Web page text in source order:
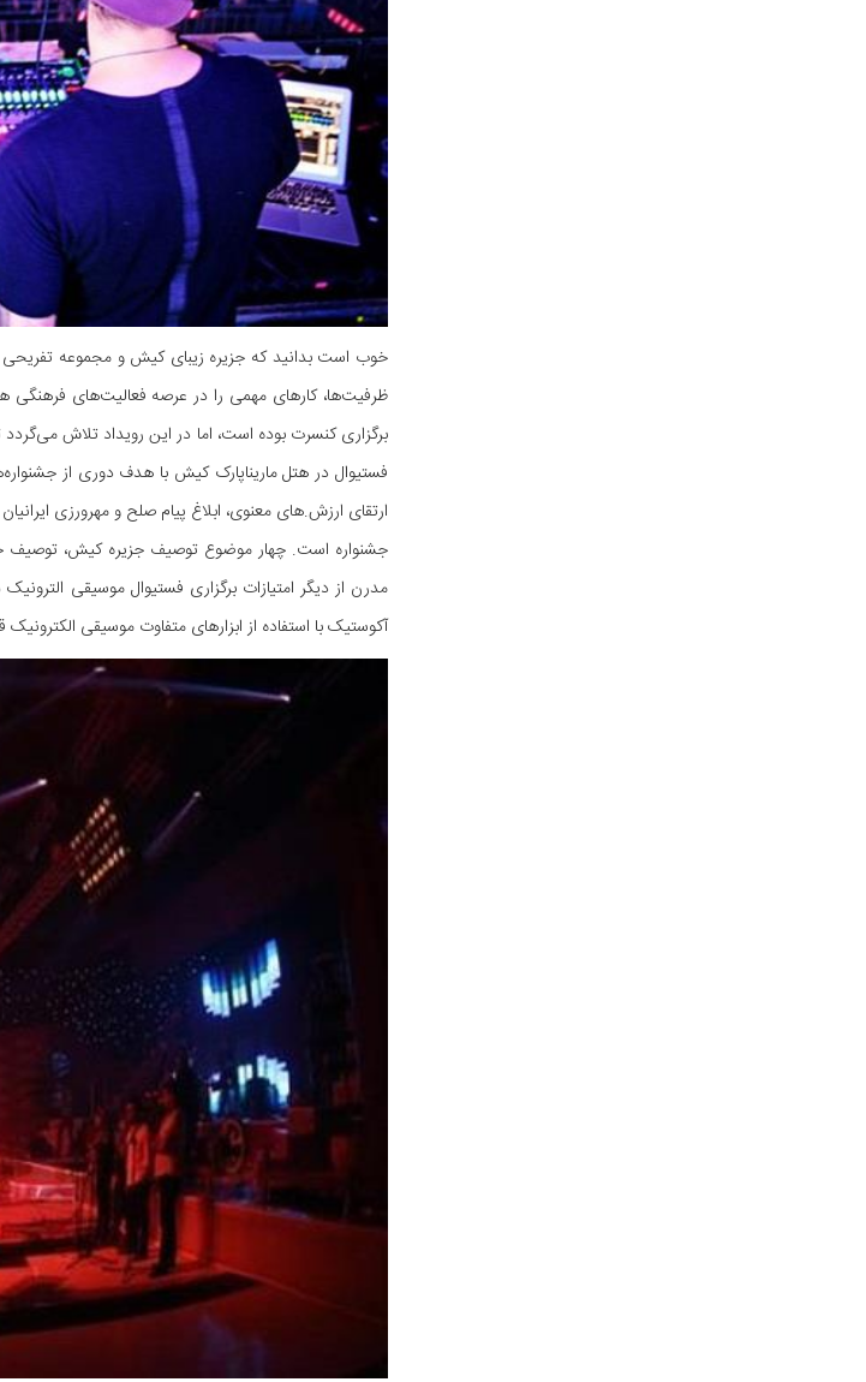
خوب است بدانید که جزیره زیبای کیش و مجموعه
ظرفیت‌ها، کارهای مهمی را در عرصه فعالیت‌های فرهنگی
برگزاری کنسرت‌ بوده است، اما در این رویداد تلاش می‌گردد
فستیوال در هتل ماریناپارک کیش با هدف دوری از
ارتقای ارزش.های معنوی، ابلاغ پیام صلح و مهرورزی
جشنواره است. چهار موضوع توصیف جزیره کیش، توصیف
مدرن از دیگر امتیازات برگزاری فستیوال موسیقی
آکوستیک با استفاده از ابزارهای متفاوت موسیقی